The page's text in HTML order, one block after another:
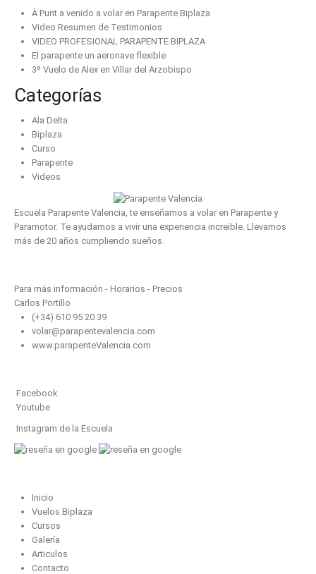
À Punt a venido a volar en Parapente Biplaza
Video Resumen de Testimonios
VIDEO PROFESIONAL PARAPENTE BIPLAZA
El parapente un aeronave flexible
3º Vuelo de Alex en Villar del Arzobispo
Categorías
Ala Delta
Biplaza
Curso
Parapente
Videos
Escuela Parapente Valencia, te enseñamos a volar en Parapente y
Paramotor. Te ayudamos a vivir una experiencia increible. Llevamos
más de 20 años cumpliendo sueños.
Para más información - Horarios - Precios
Carlos Portillo
(+34) 610 95 20 39
volar@parapentevalencia.com
www.parapenteValencia.com
Facebook
Youtube
Instagram de la Escuela
Inicio
Vuelos Biplaza
Cursos
Galería
Articulos
Contacto